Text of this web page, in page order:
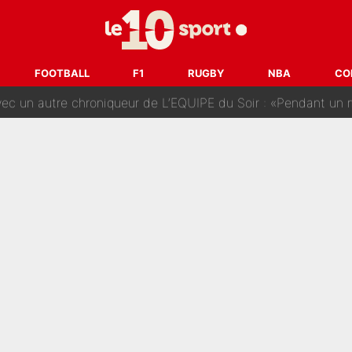
FOOTBALL F1 RUGBY NBA
signatures en pleine crise financière : L’IA propose sept noms à l’OM
: Nouveau sélectionneur des Bleus, Zinédine Zidane s’était imaginé
chroniqueur de L’EQUIPE du Soir : «Pendant un moment, je ne